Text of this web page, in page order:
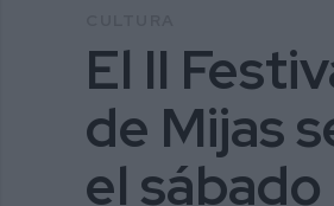
El II
de Mijas
el